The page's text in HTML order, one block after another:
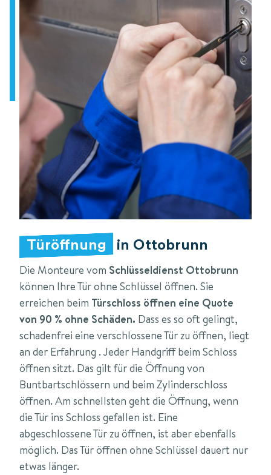
Türöffnung in Ottobrunn
Die Monteure vom Schlüsseldienst Ottobrunn
können Ihre Tür ohne Schlüssel öffnen. Sie
erreichen beim Türschloss öffnen eine Quote
von 90 % ohne Schäden. Dass es so oft gelingt,
schadenfrei eine verschlossene Tür zu öffnen, liegt
an der Erfahrung . Jeder Handgriff beim Schloss
öffnen sitzt. Das gilt für die Öffnung von
Buntbartschlössern und beim Zylinderschloss
öffnen. Am schnellsten geht die Öffnung, wenn
die Tür ins Schloss gefallen ist. Eine
abgeschlossene Tür zu öffnen, ist aber ebenfalls
möglich. Das Tür öffnen ohne Schlüssel dauert nur
etwas länger.